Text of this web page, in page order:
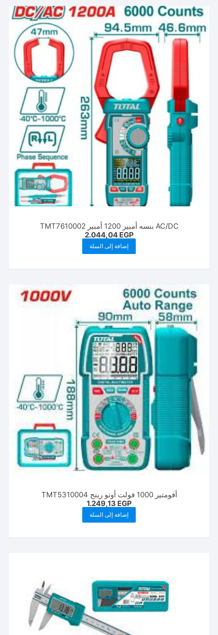
AC/DC بنسه أمبير 1200 أمبير TMT7610002
2.044,04 EGP
إضافة إلى السلة
أفومتير 1000 فولت أوتو رينج TMT5310004
1.249,13 EGP
إضافة إلى السلة